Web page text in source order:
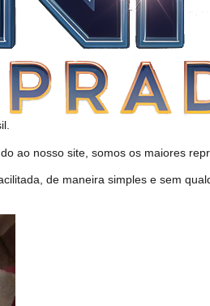
ao nosso site, somos os maiores
de maneira simples e sem